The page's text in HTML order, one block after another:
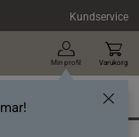
Kundservice
Min profil Varukorg